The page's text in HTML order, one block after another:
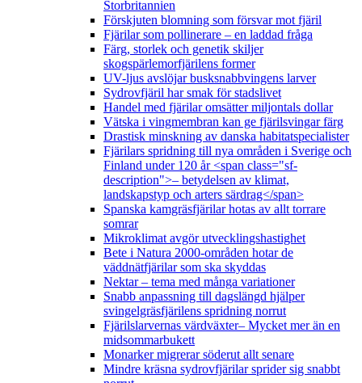
Storbritannien
Förskjuten blomning som försvar mot fjäril
Fjärilar som pollinerare – en laddad fråga
Färg, storlek och genetik skiljer
skogspärlemorfjärilens former
UV-ljus avslöjar busksnabbvingens larver
Sydrovfjäril har smak för stadslivet
Handel med fjärilar omsätter miljontals dollar
Vätska i vingmembran kan ge fjärilsvingar färg
Drastisk minskning av danska habitatspecialister
Fjärilars spridning till nya områden i Sverige och
Finland under 120 år <span class="sf-
description">– betydelsen av klimat,
landskapstyp och arters särdrag</span>
Spanska kamgräsfjärilar hotas av allt torrare
somrar
Mikroklimat avgör utvecklingshastighet
Bete i Natura 2000-områden hotar de
väddnätfjärilar som ska skyddas
Nektar – tema med många variationer
Snabb anpassning till dagslängd hjälper
svingelgräsfjärilens spridning norrut
Fjärilslarvernas värdväxter– Mycket mer än en
midsommarbukett
Monarker migrerar söderut allt senare
Mindre kräsna sydrovfjärilar sprider sig snabbt